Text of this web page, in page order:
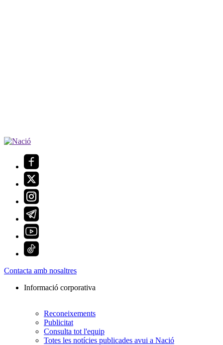
Contacta amb nosaltres
Informació corporativa
Reconeixements
Publicitat
Consulta tot l'equip
Totes les notícies publicades avui a Nació